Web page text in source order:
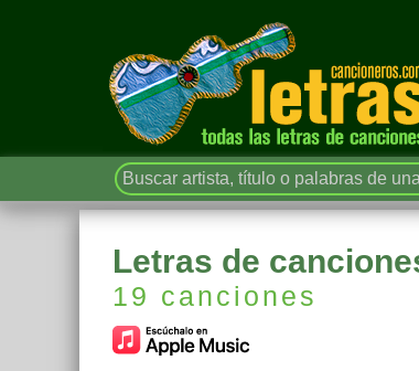
Letras de
19 canciones